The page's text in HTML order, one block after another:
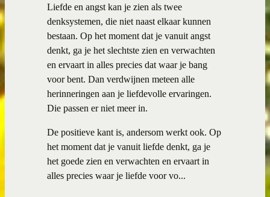
Liefde en angst kan je zien als twee
denksystemen, die niet naast elkaar kunnen
bestaan. Op het moment dat je vanuit angst
denkt, ga je het slechtste zien en verwachten
en ervaart in alles precies dat waar je bang
voor bent. Dan verdwijnen meteen alle
herinneringen aan je liefdevolle ervaringen.
Die passen er niet meer in.
De positieve kant is, andersom werkt ook. Op
het moment dat je vanuit liefde denkt, ga je
het goede zien en verwachten en ervaart in
alles precies waar je liefde voor vo...